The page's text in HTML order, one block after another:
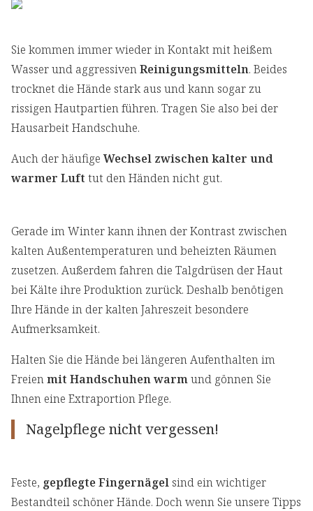
Sie kommen immer wieder in Kontakt mit heißem
Wasser und aggressivenReinigungsmitteln. Beides
trocknet die Hände stark aus und kann sogar zu
rissigen Hautpartien führen. Tragen Sie also bei der
Hausarbeit Handschuhe.
Auch der häufigeWechsel zwischen kalter und
warmer Luft tut den Händen nicht gut.
Gerade im Winter kann ihnen der Kontrast zwischen
kalten Außentemperaturen und beheizten Räumen
zusetzen. Außerdem fahren die Talgdrüsen der Haut
bei Kälte ihre Produktion zurück. Deshalb benötigen
Ihre Hände in der kalten Jahreszeit besondere
Aufmerksamkeit.
Halten Sie die Hände bei längeren Aufenthalten im
Freienmit Handschuhen warmund gönnen Sie
Ihnen eine Extraportion Pflege.
Nagelpflege nicht vergessen!
Feste, gepflegte Fingernägel sind ein wichtiger
Bestandteil schöner Hände. Doch wenn Sie unsere Tipps